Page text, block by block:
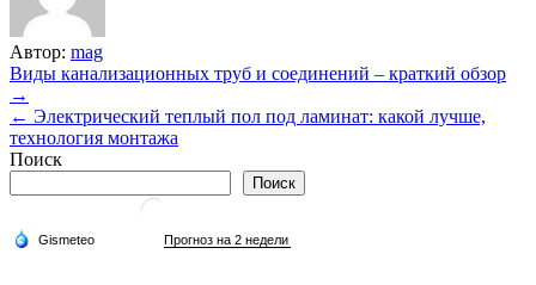
Автор: mag
Навигация
по
записям
Виды канализационных труб и соединений – краткий обзор
→
← Электрический теплый пол под ламинат: какой лучше,
технология монтажа
Поиск
Поиск